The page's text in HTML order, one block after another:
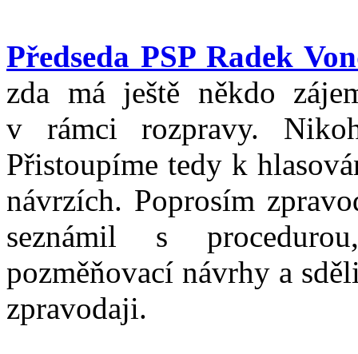
Předseda PSP Radek
zda má ještě někdo
v rámci rozpravy.
Přistoupíme tedy k
návrzích. Poprosím
seznámil s
pozměňovací návrhy a
zpravodaji.